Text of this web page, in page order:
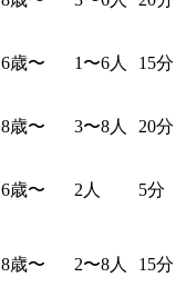
6歳〜 1〜6人 15分
8歳〜 3〜8人 20分
6歳〜 2人 5分
8歳〜 2〜8人 15分